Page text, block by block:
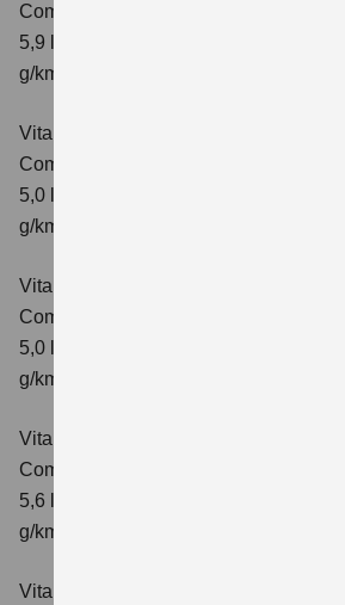
Comfort+
5,9 l/100 km; kombinierter Wert der
g/km; CO₂-Klasse: E
Vitara 1.5 DUALJET HYBRID AGS
Comfort
5,0 l/100km; kombinierter Wert der
g/km; CO₂-Klasse: C
Vitara 1.5 DUALJET HYBRID AGS
Comfort+
5,0 l/100km; kombinierter Wert der
g/km; CO₂-Klasse: C
Vitara 1.5 DUALJET HYBRID
Comfort
5,6 l/100km; kombinierter Wert der
g/km; CO₂-Klasse: D
Vitara 1.5 DUALJET HYBRID